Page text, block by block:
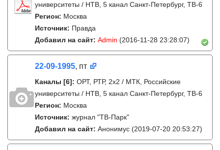
университеты / НТВ, 5 канал Санкт-Петербург, ТВ-6
Регион: Москва
Источник: Правда
Добавил на сайт: Admin (2016-11-28 23:28:07)
22-09-1995, пт
Каналы [6]: ОРТ, РТР, 2х2 / МТК, Российские
университеты / НТВ, 5 канал Санкт-Петербург, ТВ-6
Регион: Москва
Источник: журнал "ТВ-Парк"
Добавил на сайт: Анонимус (2019-07-20 20:53:27)